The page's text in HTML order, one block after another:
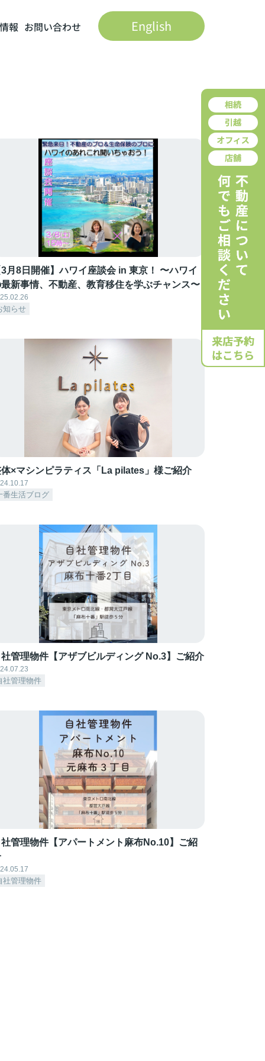
報 お問い合わせ English
月8日開催】ハワイ座談会 in 東京！ 〜ハワイ
新事情、不動産、教育移住を学ぶチャンス〜
知らせ
×マシンピラティス「La pilates」様ご紹介
番生活ブログ
管理物件【アザブビルディング No.3】ご紹介
社管理物件
管理物件【アパートメント麻布No.10】ご紹
社管理物件